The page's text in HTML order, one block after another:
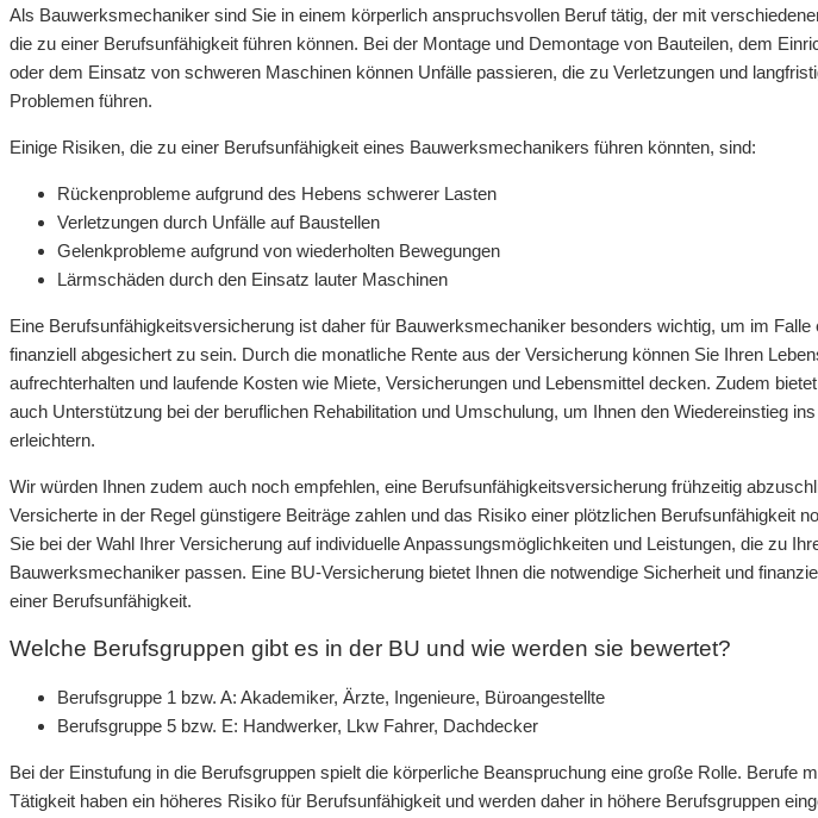
Als Bauwerksmechaniker sind Sie in einem körperlich anspruchsvollen Beruf tätig, der mit
die zu einer Berufsunfähigkeit führen können. Bei der Montage und Demontage von Bauteilen, dem
oder dem Einsatz von schweren Maschinen können Unfälle passieren, die zu Verletzungen und
Problemen führen.
Einige Risiken, die zu einer Berufsunfähigkeit eines Bauwerksmechanikers führen könnten, sind:
Rückenprobleme aufgrund des Hebens schwerer Lasten
Verletzungen durch Unfälle auf Baustellen
Gelenkprobleme aufgrund von wiederholten Bewegungen
Lärmschäden durch den Einsatz lauter Maschinen
Eine Berufsunfähigkeitsversicherung ist daher für Bauwerksmechaniker besonders wichtig, um im Falle
finanziell abgesichert zu sein. Durch die monatliche Rente aus der Versicherung können Sie Ihren
aufrechterhalten und laufende Kosten wie Miete, Versicherungen und Lebensmittel decken. Zudem
auch Unterstützung bei der beruflichen Rehabilitation und Umschulung, um Ihnen den Wiedereinstieg
erleichtern.
Wir würden Ihnen zudem auch noch empfehlen, eine Berufsunfähigkeitsversicherung frühzeitig
Versicherte in der Regel günstigere Beiträge zahlen und das Risiko einer plötzlichen Berufsunfähigkeit
Sie bei der Wahl Ihrer Versicherung auf individuelle Anpassungsmöglichkeiten und Leistungen, die zu
Bauwerksmechaniker passen. Eine BU-Versicherung bietet Ihnen die notwendige Sicherheit und
einer Berufsunfähigkeit.
Welche Berufsgruppen gibt es in der BU und wie werden sie bewertet?
Berufsgruppe 1 bzw. A: Akademiker, Ärzte, Ingenieure, Büroangestellte
Berufsgruppe 5 bzw. E: Handwerker, Lkw Fahrer, Dachdecker
Bei der Einstufung in die Berufsgruppen spielt die körperliche Beanspruchung eine große Rolle. Berufe
Tätigkeit haben ein höheres Risiko für Berufsunfähigkeit und werden daher in höhere Berufsgruppen